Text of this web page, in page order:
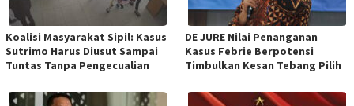
Koalisi Masyarakat Sipil: Kasus
Sutrimo Harus Diusut Sampai
Tuntas Tanpa Pengecualian
DE JURE Nilai Penanganan
Kasus Febrie Berpotensi
Timbulkan Kesan Tebang Pilih